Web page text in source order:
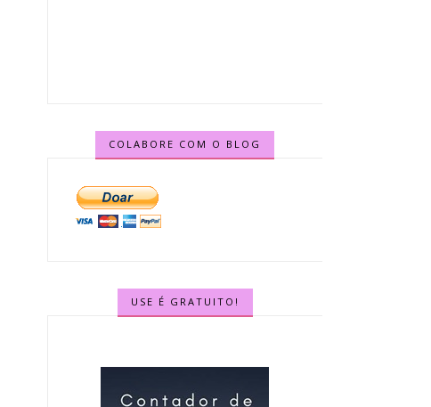
COLABORE COM O BLOG
USE É GRATUITO!